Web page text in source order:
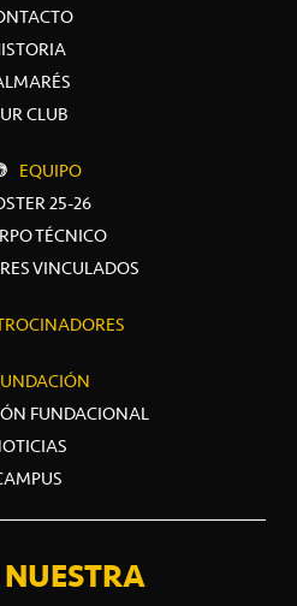
CLUB
EQUIPO
25-26
TÉCNICO
VINCULADOS
FUNDACIONAL